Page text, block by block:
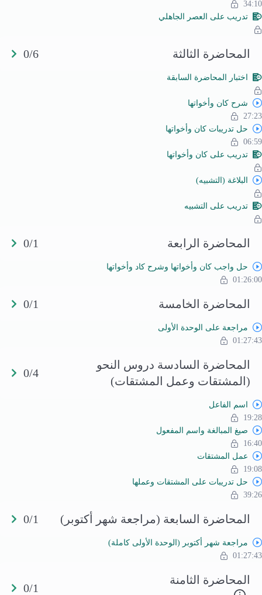
34:10
تدريب على العصر الجاهلي
المحاضرة الثالثة 0/6
اختبار المحاضرة السابقة
شرح كان وأخواتها
27:23
حل تدريبات كان وأخواتها
06:59
تدريب على كان وأخواتها
البلاغة (التشبيه)
تدريب على التشبيه
المحاضرة الرابعة 0/1
حل واجب كان وأخواتها وشرح كاد وأخواتها
01:26:00
المحاضرة الخامسة 0/1
مراجعة على الوحدة الأولى
01:27:43
المحاضرة السادسة دروس النحو
(المشتقات وعمل المشتقات)
0/4
اسم الفاعل
19:28
صيغ المبالغة واسم المفعول
16:40
عمل المشتقات
19:08
حل تدريبات على المشتقات وعملها
39:26
المحاضرة السابعة (مراجعة شهر أكتوبر) 0/1
مراجعة شهر أكتوبر (الوحدة الأولى كاملة)
01:27:43
المحاضرة الثامنة
0/1